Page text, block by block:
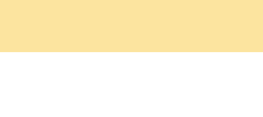
beim IBB
Schritten